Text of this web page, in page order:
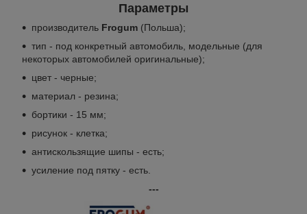
Параметры
производитель Frogum (Польша);
тип - под конкретный автомобиль, модельные (для
некоторых автомобилей оригинальные);
цвет - черные;
материал - резина;
бортики - 15 мм;
рисунок - клетка;
антискользящие шипы - есть;
усиление под пятку - есть.
---